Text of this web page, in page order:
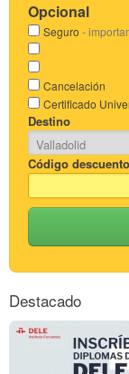
Opcional
Seguro -
Cancelación
Certificado
Destino
Código descuento
Destacado